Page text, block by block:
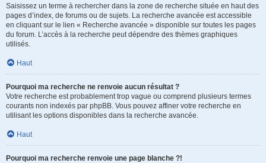
Saisissez un terme à rechercher dans la zone de recherche située en haut des
pages d’index, de forums ou de sujets. La recherche avancée est accessible
en cliquant sur le lien « Recherche avancée » disponible sur toutes les pages
du forum. L’accès à la recherche peut dépendre des thèmes graphiques
utilisés.
Haut
Pourquoi ma recherche ne renvoie aucun résultat ?
Votre recherche est probablement trop vague ou comprend plusieurs termes
courants non indexés par phpBB. Vous pouvez affiner votre recherche en
utilisant les options disponibles dans la recherche avancée.
Haut
Pourquoi ma recherche renvoie une page blanche ?!